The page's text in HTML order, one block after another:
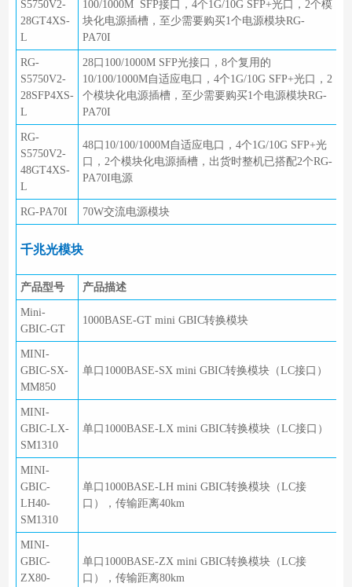
S5750V2-
28GT4XS-
L
100/1000M SFP接口，4个1G/10G SFP+光口，2个模
块化电源插槽，至少需要购买1个电源模块RG-
PA70I
RG-
S5750V2-
28SFP4XS-
L
28口100/1000M SFP光接口，8个复用的
10/100/1000M自适应电口，4个1G/10G SFP+光口，2
个模块化电源插槽，至少需要购买1个电源模块RG-
PA70I
RG-
S5750V2-
48GT4XS-
L
48口10/100/1000M自适应电口，4个1G/10G SFP+光
口，2个模块化电源插槽，出货时整机已搭配2个RG-
PA70I电源
RG-PA70I 70W交流电源模块
千兆光模块
产品型号 产品描述
Mini-
GBIC-GT
1000BASE-GT mini GBIC转换模块
MINI-
GBIC-SX-
MM850
单口1000BASE-SX mini GBIC转换模块（LC接口）
MINI-
GBIC-LX-
SM1310
单口1000BASE-LX mini GBIC转换模块（LC接口）
MINI-
GBIC-
LH40-
SM1310
单口1000BASE-LH mini GBIC转换模块（LC接
口），传输距离40km
MINI-
GBIC-
ZX80-
单口1000BASE-ZX mini GBIC转换模块（LC接
口），传输距离80km